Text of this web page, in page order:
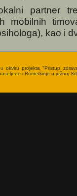
partner
mobilnih
kao i
okviru projekta "Pristup
i Rome/kinje u južnoj